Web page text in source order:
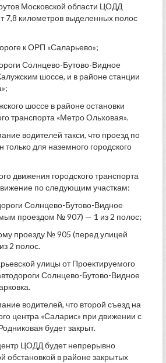
Московской области ЦОДД
7,8 километров выделенных полос
к ОРП «Саларьево»;
Солнцево-Бутово-Видное
шоссе, и в районе станции
шоссе в районе остановки
транспорта «Метро Ольховая».
водителей такси, что проезд по
для наземного городского
движения городского транспорта
по следующим участкам:
Солнцево-Бутово-Видное
проездом № 907) — 1 из 2 полос;
проезду № 905 (перед улицей
2 полос.
улицы от Проектируемого
Солнцево-Бутово-Видное
водителей, что второй съезд на
центра «Саларис» при движении с
будет закрыт.
ЦОДД будет непрерывно
обстановкой в районе закрытых